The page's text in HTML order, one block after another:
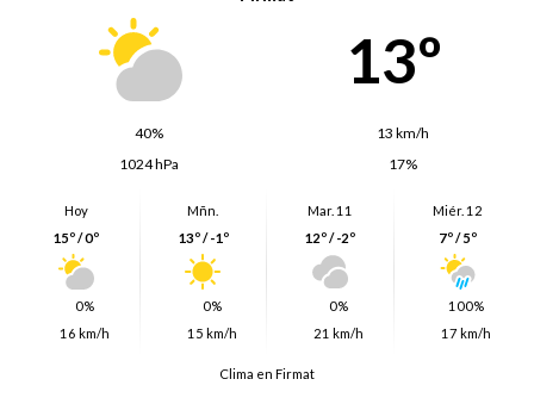
13º
40%
13 km/h
1024 hPa
17%
Hoy
15º / 0º
0%
16 km/h
Mñn.
13º / -1º
0%
15 km/h
Mar. 11
12º / -2º
0%
21 km/h
Miér. 12
7º / 5º
100%
17 km/h
Clima en Firmat